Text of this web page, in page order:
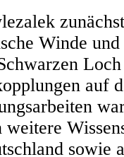
Winde
auf
sowie